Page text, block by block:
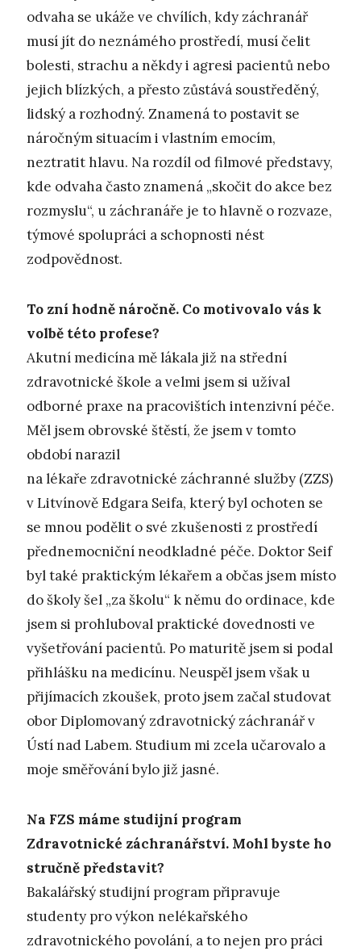
odvaha se ukáže ve chvílích, kdy záchranář
musí jít do neznámého prostředí, musí čelit
bolesti, strachu a někdy i agresi pacientů nebo
jejich blízkých, a přesto zůstává soustředěný,
lidský a rozhodný. Znamená to postavit se
náročným situacím i vlastním emocím,
neztratit hlavu. Na rozdíl od filmové představy,
kde odvaha často znamená „skočit do akce bez
rozmyslu“, u záchranáře je to hlavně o rozvaze,
týmové spolupráci a schopnosti nést
zodpovědnost.
To zní hodně náročně. Co motivovalo vás k
volbě této profese?
Akutní medicína mě lákala již na střední
zdravotnické škole a velmi jsem si užíval
odborné praxe na pracovištích intenzivní péče.
Měl jsem obrovské štěstí, že jsem v tomto
období narazil
na lékaře zdravotnické záchranné služby (ZZS)
v Litvínově Edgara Seifa, který byl ochoten se
se mnou podělit o své zkušenosti z prostředí
přednemocniční neodkladné péče. Doktor Seif
byl také praktickým lékařem a občas jsem místo
do školy šel „za školu“ k němu do ordinace, kde
jsem si prohluboval praktické dovednosti ve
vyšetřování pacientů. Po maturitě jsem si podal
přihlášku na medicínu. Neuspěl jsem však u
přijímacích zkoušek, proto jsem začal studovat
obor Diplomovaný zdravotnický záchranář v
Ústí nad Labem. Studium mi zcela učarovalo a
moje směřování bylo již jasné.
Na FZS máme studijní program
Zdravotnické záchranářství. Mohl byste ho
stručně představit?
Bakalářský studijní program připravuje
studenty pro výkon nelékařského
zdravotnického povolání, a to nejen pro práci